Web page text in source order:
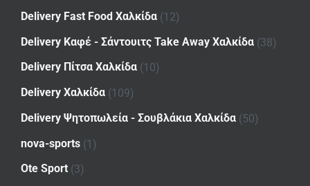
Delivery Fast Food Χαλκίδα (12)
Delivery Καφέ - Σάντουιτς Take Away Χαλκίδα (38)
Delivery Πίτσα Χαλκίδα (10)
Delivery Χαλκίδα (109)
Delivery Ψητοπωλεία - Σουβλάκια Χαλκίδα (50)
nova-sports (1)
Ote Sport (3)